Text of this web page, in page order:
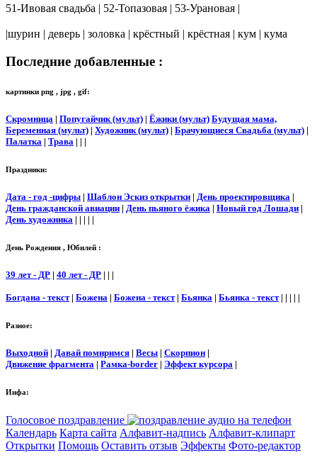
51-Ивовая свадьба | 52-Топазовая | 53-Урановая |
|шурин | деверь | золовка | крёстный | крёстная | кум | кума
Последние добавленные :
картинки png , jpg , gif:
Скромница | Попугайчик (мульт) | Ёжики (мульт) Будущая мама,
Беременная (мульт) | Художник (мульт) | Брачующиеся Свадьба (мульт) |
Палатка | Трава | | |
Праздники:
Дата - год -цифры | Шаблон Эскиз открытки | День проектировщика |
День гражданской авиации | День пьяного ёжика | Новый год Лошади |
День художника | | | | |
День Рождения , Юбилей :
39 лет - ДР | 40 лет - ДР | | |
Богдана - текст| Божена | Божена - текст| Бьянка | Бьянка - текст| | | | |
Разное:
Выходной | Давай помиримся | Весы | Скорпион |
Движение фрагмента | Рамка-border | Эффект курсора |
Инфа:
Голосовое поздравление
Календарь Карта сайта Алфавит-надпись Алфавит-клипарт
Открытки Помощь Оставить отзыв Эффекты Фото-редактор